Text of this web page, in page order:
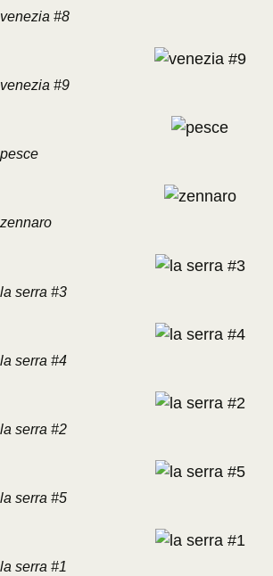
venezia #8
venezia #9
pesce
zennaro
la serra #3
la serra #4
la serra #2
la serra #5
la serra #1